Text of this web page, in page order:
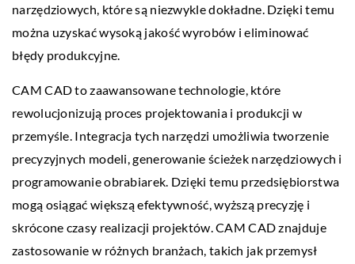
narzędziowych, które są niezwykle dokładne. Dzięki temu
można uzyskać wysoką jakość wyrobów i eliminować
błędy produkcyjne.
CAM CAD to zaawansowane technologie, które
rewolucjonizują proces projektowania i produkcji w
przemyśle. Integracja tych narzędzi umożliwia tworzenie
precyzyjnych modeli, generowanie ścieżek narzędziowych i
programowanie obrabiarek. Dzięki temu przedsiębiorstwa
mogą osiągać większą efektywność, wyższą precyzję i
skrócone czasy realizacji projektów. CAM CAD znajduje
zastosowanie w różnych branżach, takich jak przemysł